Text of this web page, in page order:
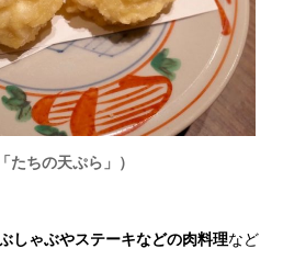
たちの天ぷら」）
しゃぶやステーキなどの肉料理など